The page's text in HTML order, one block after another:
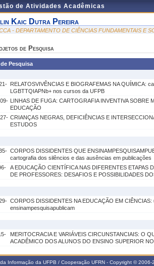
de Atividades Acadêmicas
Kaic Dutra Pereira
- DEPARTAMENTO DE CIÊNCIAS FUNDAMENTAIS E
de Pesquisa
Pesquisa
RELATOSVIVÊNCIAS E BIOGRAFEMAS NA QUÍMICA:
LGBTTQIAPNb+ nos cursos da UFPB
LINHAS DE FUGA: CARTOGRAFIA INVENTIVA SOBRE
EDUCAÇÃO
CRIANÇAS NEGRAS, DEFICIÊNCIAS E
ESTUDOS
CORPOS DISSIDENTES QUE
cartografia dos silêncios e das ausências em publicações
A EDUCAÇÃO CIENTÍFICA NAS DIFERENTES ETAPAS
DE PROFESSORES: DESAFIOS E POSSIBILIDADES
CORPOS DISSIDENTES NA EDUCAÇÃO EM
ensinampesquisapublicam
MERITOCRACIA E VARIÁVEIS CIRCUNSTANCIAIS: O
ACADÊMICO DOS ALUNOS DO ENSINO SUPERIOR
Informação da UFPB / Cooperação UFRN - Copyright ©